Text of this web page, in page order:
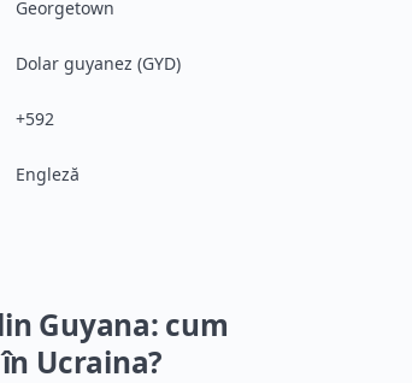
Georgetown
Dolar guyanez (GYD)
+592
Engleză
Guyana: cum
Ucraina?